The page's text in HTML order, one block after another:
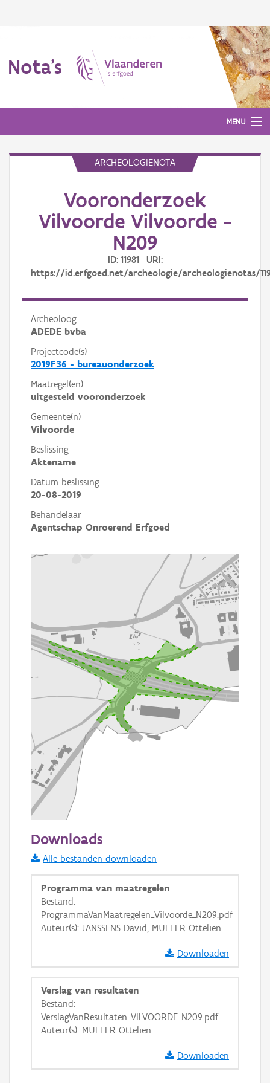
Nota's
MENU
ARCHEOLOGIENOTA
Vooronderzoek
Vilvoorde Vilvoorde -
N209
ID: 11981 URI:
https://id.erfgoed.net/archeologie/archeologienotas/
Archeoloog
ADEDE bvba
Projectcode(s)
2019F36 - bureauonderzoek
Maatregel(en)
uitgesteld vooronderzoek
Gemeente(n)
Vilvoorde
Beslissing
Aktename
Datum beslissing
20-08-2019
Behandelaar
Agentschap Onroerend Erfgoed
Informatie Vlaanderen
i
+ −
Basis Lagen
OSM-Basiskaart
GRB-Basiskaart
Downloads
Alle bestanden downloaden
Programma van maatregelen
Bestand:
ProgrammaVanMaatregelen_Vilvoorde_N209.pdf
Auteur(s): JANSSENS David, MULLER Ottelien
Downloaden
Verslag van resultaten
Bestand:
VerslagVanResultaten_VILVOORDE_N209.pdf
Auteur(s): MULLER Ottelien
Downloaden